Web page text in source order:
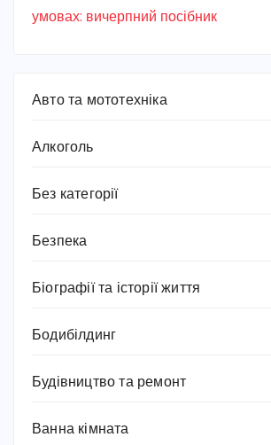
умовах: вичерпний посібник
Авто та мототехніка
Алкоголь
Без категорії
Безпека
Біографії та історії життя
Бодибілдинг
Будівництво та ремонт
Ванна кімната